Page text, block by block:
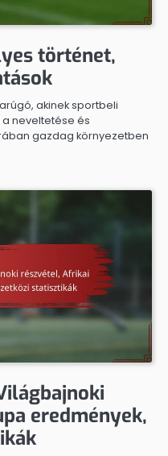
történet,
akinek sportbeli
neveltetése és
gazdag környezetben
eredmények,